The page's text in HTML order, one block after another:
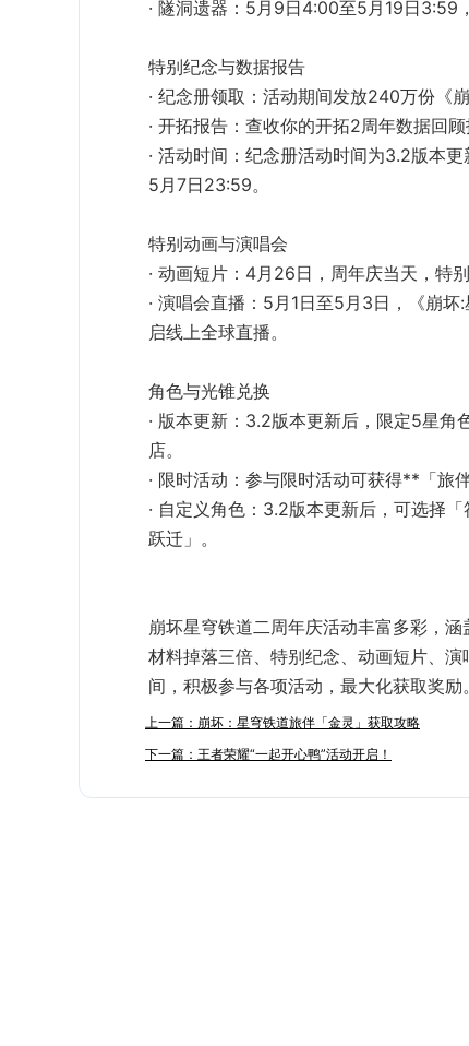
隧洞遗器 ：5月9日4:00至5月19日3:59
纪念册领取 240万份《
开拓报告 开拓2周年数据回
活动时间 ：纪念册活动时间为3.2版本
5月7日23:59。
动画短片 ：4月26日，周年庆当天，特
演唱会直播 ：5月1日至5月3日，《崩
启线上全球直播。
版本更新 ：3.2版本更新后，限定5星角
店。
限时活动
自定义角色 ：3.2版本更新后，可选择
跃迁」。
崩坏星穹铁道二周年庆活动丰富多彩，
材料掉落三倍、特别纪念、动画短片、
间，积极参与各项活动，最大化获取奖励。
上一篇：崩坏：星穹铁道旅伴「金灵」获取攻略
下一篇：王者荣耀“一起开心鸭”活动开启！